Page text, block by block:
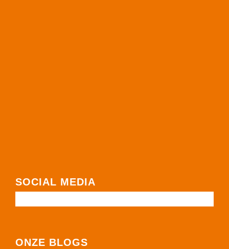
SOCIAL MEDIA
ONZE BLOGS